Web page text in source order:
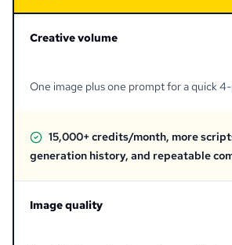
Creative volume
One image plus one prompt for a quick
15,000+ credits/month, more
generation history, and repeatable
Image quality